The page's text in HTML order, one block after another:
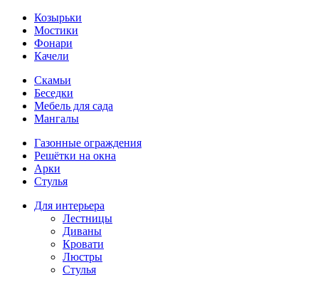
Козырьки
Мостики
Фонари
Качели
Скамьи
Беседки
Мебель для сада
Мангалы
Газонные ограждения
Решётки на окна
Арки
Стулья
Для интерьера
Лестницы
Диваны
Кровати
Люстры
Стулья